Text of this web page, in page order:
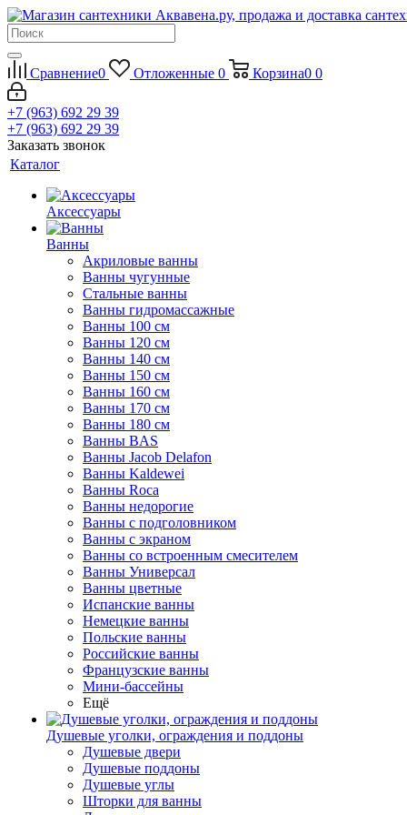
Сравнение0 Отложенные 0 Корзина0 0
+7 (963) 692 29 39
+7 (963) 692 29 39
Заказать звонок
Каталог
Аксессуары
Ванны
Акриловые ванны
Ванны чугунные
Стальные ванны
Ванны гидромассажные
Ванны 100 см
Ванны 120 см
Ванны 140 см
Ванны 150 см
Ванны 160 см
Ванны 170 см
Ванны 180 см
Ванны BAS
Ванны Jacob Delafon
Ванны Kaldewei
Ванны Roca
Ванны недорогие
Ванны с подголовником
Ванны с экраном
Ванны со встроенным смесителем
Ванны Универсал
Ванны цветные
Испанские ванны
Немецкие ванны
Польские ванны
Российские ванны
Французские ванны
Мини-бассейны
Ещё
Душевые уголки, ограждения и поддоны
Душевые двери
Душевые поддоны
Душевые углы
Шторки для ванны